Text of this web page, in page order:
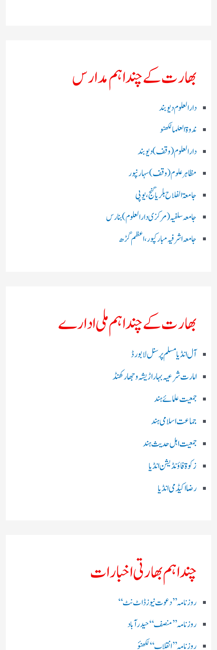
بھارت کے چند اہم مدارس
دارالعلوم دیوبند
ندوۃالعلما لکھنو
دارالعلوم (وقف)دیوبند
مظاہرعلوم (وقف)سہارنپور
جامعۃ الفلاح بلریاگنج،یوپی
جامعہ سلفیہ(مرکزی دارالعلوم )بنارس
جامعہ اشرفیہ مبارکپور،اعظم گڑھ
بھارت کے چند اہم ملی ادارے
آل انڈیا مسلم پرسنل لا بورڈ
امارت شرعیہ بہار اڑیشہ و جھارکھنڈ
جمعیت علمائے ہند
جماعت اسلامی ہند
جمعیت اہل حدیث ہند
زکوۃ فاؤنڈیشن انڈیا
رضا اکیڈمی انڈیا
چند اہم بھارتی اخبارات
روز نامہ ’’ دعوت نیوز ڈاٹ نٹ‘‘
روزنامہ ’’ منصف‘‘ حیدر آباد
روزنامہ ’’ انقلاب‘‘ لکھنؤ